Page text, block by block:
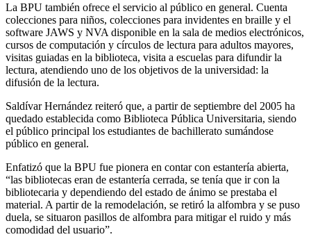
La BPU también ofrece el servicio al público en general. Cuenta
colecciones para niños, colecciones para invidentes en braille y el
software JAWS y NVA disponible en la sala de medios electrónicos,
cursos de computación y círculos de lectura para adultos mayores,
visitas guiadas en la biblioteca, visita a escuelas para difundir la
lectura, atendiendo uno de los objetivos de la universidad: la
difusión de la lectura.
Saldívar Hernández reiteró que, a partir de septiembre del 2005 ha
quedado establecida como Biblioteca Pública Universitaria, siendo
el público principal los estudiantes de bachillerato sumándose
público en general.
Enfatizó que la BPU fue pionera en contar con estantería abierta,
“las bibliotecas eran de estantería cerrada, se tenía que ir con la
bibliotecaria y dependiendo del estado de ánimo se prestaba el
material. A partir de la remodelación, se retiró la alfombra y se puso
duela, se situaron pasillos de alfombra para mitigar el ruido y más
comodidad del usuario”.